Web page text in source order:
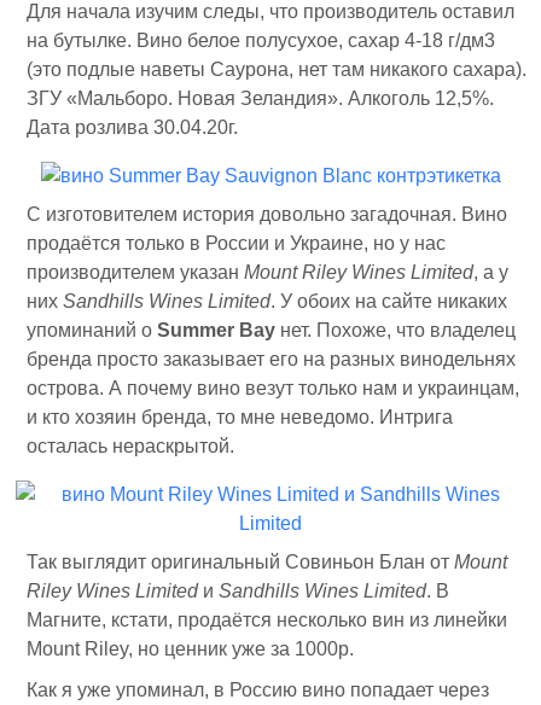
Для начала изучим следы, что производитель оставил
на бутылке. Вино белое полусухое, сахар 4-18 г/дм3
(это подлые наветы Саурона, нет там никакого сахара).
ЗГУ «Мальборо. Новая Зеландия». Алкоголь 12,5%.
Дата розлива 30.04.20г.
С изготовителем история довольно загадочная. Вино
продаётся только в России и Украине, но у нас
производителем указан Mount Riley Wines Limited, а у
них Sandhills Wines Limited. У обоих на сайте никаких
упоминаний о Summer Bay нет. Похоже, что владелец
бренда просто заказывает его на разных винодельнях
острова. А почему вино везут только нам и украинцам,
и кто хозяин бренда, то мне неведомо. Интрига
осталась нераскрытой.
Так выглядит оригинальный Совиньон Блан от Mount
Riley Wines Limitedи Sandhills Wines Limited. В
Магните, кстати, продаётся несколько вин из линейки
Mount Riley, но ценник уже за 1000р.
Как я уже упоминал, в Россию вино попадает через